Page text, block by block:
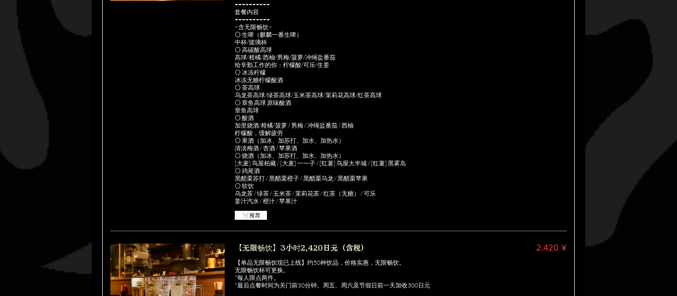
==========
套餐内容
==========
<含无限畅饮>
⚪ 生啤（麒麟一番生啤）
中杯/玻璃杯
⚪ 高碳酸高球
高球/柑橘/西柚/男梅/菠萝/冲绳盐番茄
给辛勤工作的你：柠檬酸/可乐/生姜
⚪ 冰冻柠檬
冰冻无糖柠檬酸酒
⚪ 茶高球
乌龙茶高球/绿茶高球/玉米茶高球/茉莉花高球/红茶高球
⚪ 章鱼高球 原味酸酒
章鱼高球
⚪ 酸酒
加里烧酒/柑橘/菠萝 / 男梅 / 冲绳盐番茄 / 西柚
柠檬酸，缓解疲劳
⚪ 果酒（加冰、加苏打、加水、加热水）
清淡梅酒 / 杏酒 / 苹果酒
⚪ 烧酒（加冰、加苏打、加水、加热水）
[大麦] 鸟屋柏藏 / [大麦] 一一子 / [红薯] 鸟屋大半城 / [红薯] 黑雾岛
⚪ 鸡尾酒
黑醋栗苏打 / 黑醋栗橙子 / 黑醋栗乌龙 / 黑醋栗苹果
⚪ 软饮
乌龙茶 / 绿茶 / 玉米茶 / 茉莉花茶 / 红茶（无糖） / 可乐
姜汁汽水 / 橙汁 / 苹果汁
推荐
【无限畅饮】3小时2,420日元（含税）
【单品无限畅饮现已上线】约50种饮品，价格实惠，无限畅饮。
无限畅饮杯可更换。
*每人限点两件。
*最后点餐时间为关门前30分钟。周五、周六及节假日前一天加收300日元
2.420 ¥